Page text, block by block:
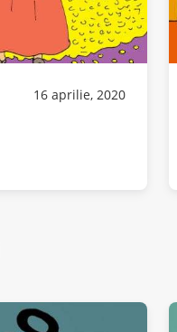
16 aprilie, 2020